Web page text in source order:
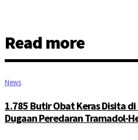
Read more
News
1.785 Butir Obat Keras Disita
Dugaan Peredaran Tramadol-